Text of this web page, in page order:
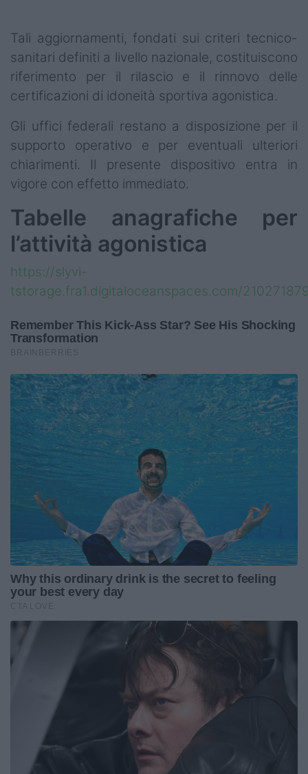
Tali aggiornamenti, fondati sui criteri tecnico-
sanitari definiti a livello nazionale, costituiscono
riferimento per il rilascio e il rinnovo delle
certificazioni di idoneità sportiva agonistica.
Gli uffici federali restano a disposizione per il
supporto operativo e per eventuali ulteriori
chiarimenti. Il presente dispositivo entra in
vigore con effetto immediato.
Tabelle anagrafiche per
l’attività agonistica
https://slyvi-
tstorage.fra1.digitaloceanspaces.com/